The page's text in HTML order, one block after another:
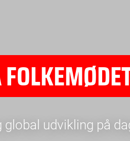
udvikling på